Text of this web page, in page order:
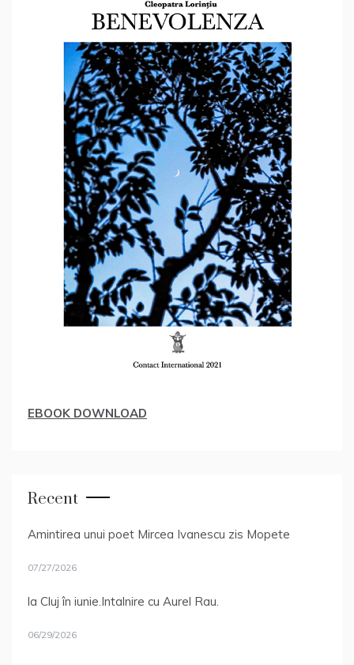
EBOOK DOWNLOAD
Recent
Amintirea unui poet Mircea Ivanescu zis Mopete
07/27/2026
la Cluj în iunie.Intalnire cu Aurel Rau.
06/29/2026